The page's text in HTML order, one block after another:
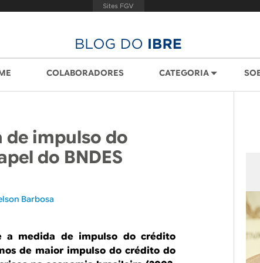
COLABORADORES CATEGORIA
de impulso do
do BNDES
Barbosa
a medida de impulso do crédito
de maior impulso do crédito do